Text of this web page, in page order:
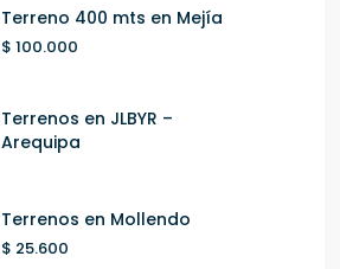
Terreno 400 mts en Mejía
$ 100.000
Terrenos en JLBYR –
Arequipa
Terrenos en Mollendo
$ 25.600